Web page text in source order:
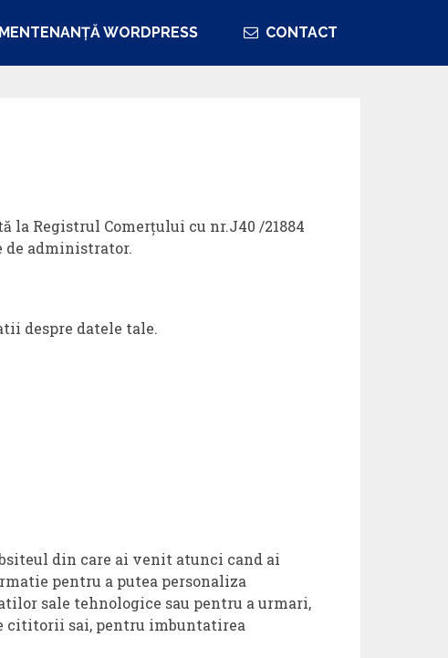
MENTENANȚĂ WORDPRESS CONTACT
la Registrul Comerţului cu nr.J40 /21884
de administrator.
despre datele tale.
din care ai venit atunci cand ai
pentru a putea personaliza
sale tehnologice sau pentru a urmari,
cititorii sai, pentru imbuntatirea